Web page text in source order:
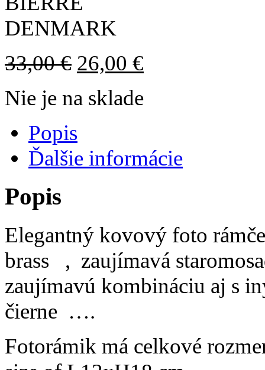
33,00€ 26,00 €
Nie je na sklade
Popis
Ďalšie informácie
Popis
Elegantný kovový foto
brass , zaujímavá
zaujímavú kombináciu aj s
čierne ….
Fotorámik má celkové